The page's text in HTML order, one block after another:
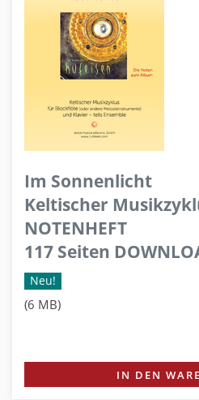
Im Sonnenlicht
Keltischer
NOTENHEFT
117 Seiten
Neu!
(6 MB)
IN DEN